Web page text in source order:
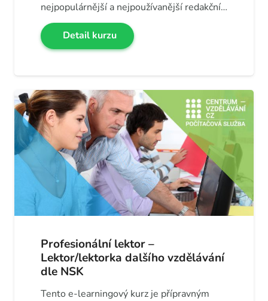
nejpopulárnější a nejpoužívanější redakční…
Detail kurzu
Profesionální lektor –
Lektor/lektorka dalšího vzdělávání
dle NSK
Tento e-learningový kurz je přípravným